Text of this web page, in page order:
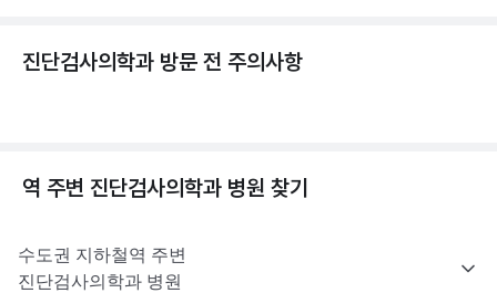
진단검사의학과 방문 전 주의사항
역 주변 진단검사의학과 병원 찾기
수도권 지하철역 주변
진단검사의학과 병원